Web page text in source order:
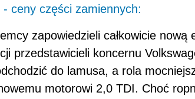
ceny części zamiennych:
zapowiedzieli całkowicie nową
przedstawicieli koncernu
do lamusa, a rola
motorowi 2,0 TDI. Choć